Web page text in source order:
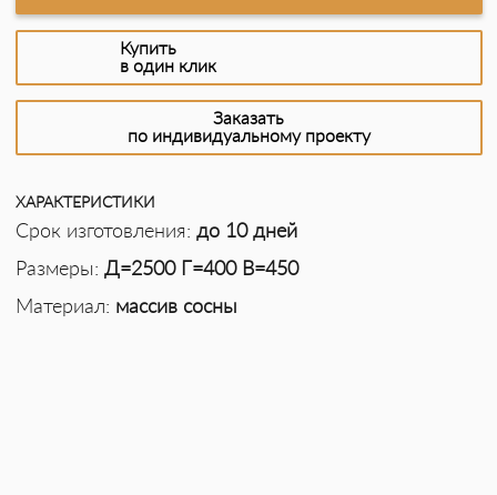
Купить
в один клик
Заказать
по индивидуальному проекту
ХАРАКТЕРИСТИКИ
Срок изготовления: до 10 дней
Размеры: Д=2500 Г=400 В=450
Материал: массив сосны